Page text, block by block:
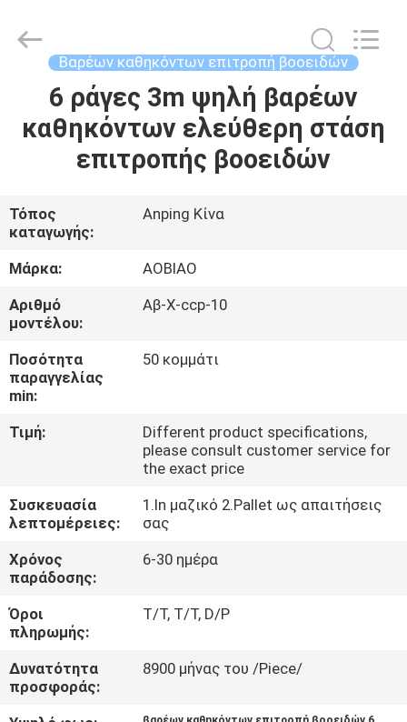
ΣΠΊΤΙ
ΠΡΟΪΌΝΤΑ
ΠΕΡΊΠΟΥ
ΕΜΕΊΣ
ΓΎΡΟΣ
ΕΡΓΟΣΤΑΣΊΩΝ
ΠΟΙΟΤΙΚΌΣ
ΈΛΕΓΧΟΣ
ΕΛΆΤΕ
ΕΠΑΦΉ
ΜΕ
ΖΗΤΉΣΤΕ
ΈΝΑ
προμηθευτής.
Copyright
securityfence.com.
Βαρέων καθηκόντων επιτροπή βοοειδών
6 ράγες 3m ψηλή βαρέων
καθηκόντων ελεύθερη στάση
επιτροπής βοοειδών
Τόπος
καταγωγής:
Anping Κίνα
Μάρκα:
AOBIAO
Αριθμό
μοντέλου:
Αβ-Χ-ccp-10
Ποσότητα
παραγγελίας
min:
50 κομμάτι
Τιμή:
Different product specifications,
please consult customer service for
the exact price
Συσκευασία
λεπτομέρειες:
1.In μαζικό 2.Pallet ως απαιτήσεις
σας
Χρόνος
παράδοσης:
6-30 ημέρα
Όροι
πληρωμής:
T/T, T/T, D/P
Δυνατότητα
προσφοράς:
8900 μήνας του /Piece/